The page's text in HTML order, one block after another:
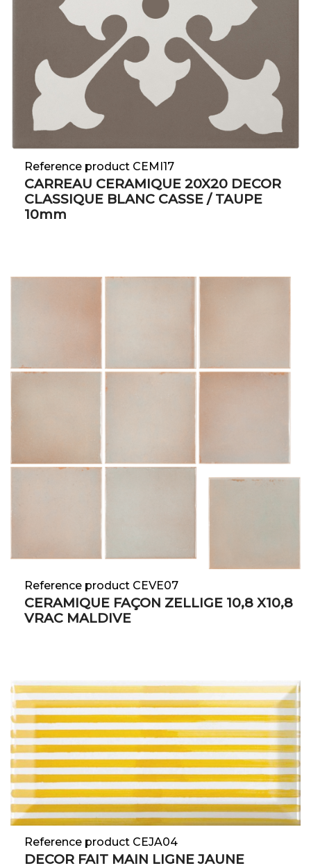
Reference product CEMI17
CARREAU CERAMIQUE 20X20 DECOR
CLASSIQUE BLANC CASSE / TAUPE
10mm
Reference product CEVE07
CERAMIQUE FAÇON ZELLIGE 10,8 X10,8
VRAC MALDIVE
Reference product CEJA04
DECOR FAIT MAIN LIGNE JAUNE